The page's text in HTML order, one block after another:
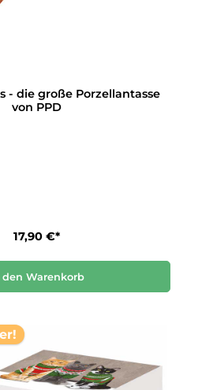
- die große Porzellantasse
von PPD
17,90 €*
den Warenkorb